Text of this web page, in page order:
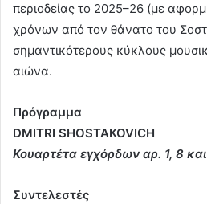
περιοδείας το 2025–26 (με
χρόνων από τον θάνατο του
σημαντικότερους κύκλους
αιώνα.
Πρόγραμμα
DMITRI SHOSTAKOVICH
Κουαρτέτα εγχόρδων αρ. 1, 8
Συντελεστές